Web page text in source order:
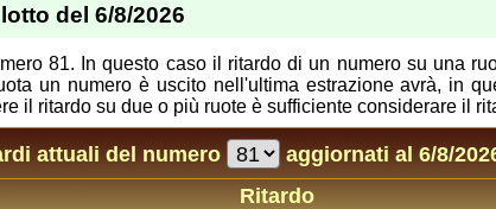
del 6/8/2026
81. In questo caso il ritardo di un numero su una
un numero è uscito nell'ultima estrazione avrà, in
il ritardo su due o più ruote è sufficiente considerare il
attuali del numero
aggiornati al 6/8/
Ritardo